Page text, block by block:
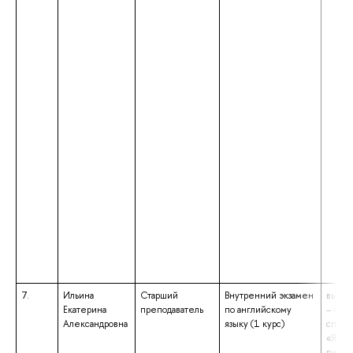
7.
Ильина
Екатерина
Александровна
Старший
преподаватель
Внутренний экзамен
по английскому
языку (1 курс)
–